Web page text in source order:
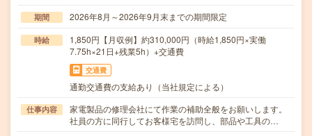
期間 2026年8月～2026年9月末までの期間限定
時給
1,850円【月収例】約310,000円（時給1,850円×実働
7.75h×21日+残業5h）+交通費
交通費
通勤交通費の支給あり（当社規定による）
仕事内容
家電製品の修理会社にて作業の補助全般をお願いします。
社員の方に同行してお客様宅を訪問し、部品や工具の…